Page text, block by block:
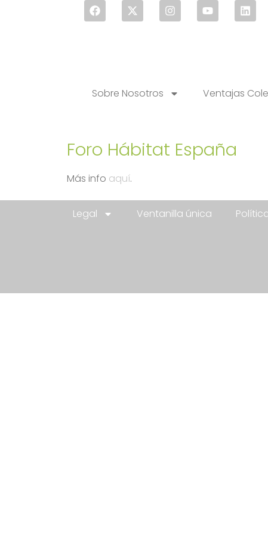
Sobre Nosotros Ventajas
Foro Hábitat España
Más info aquí.
Legal Ventanilla única